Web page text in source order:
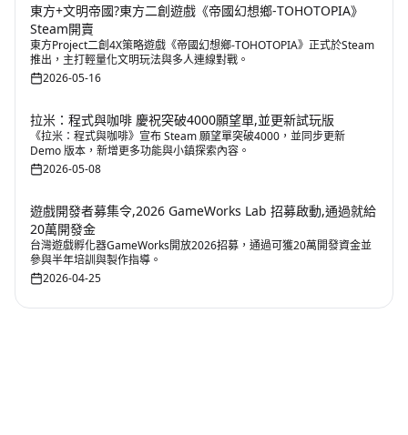
東方+文明帝國?東方二創遊戲《帝國幻想鄉-TOHOTOPIA》
Steam開賣
東方Project二創4X策略遊戲《帝國幻想鄉-TOHOTOPIA》正式於Steam
推出，主打輕量化文明玩法與多人連線對戰。
2026-05-16
拉米：程式與咖啡 慶祝突破4000願望單,並更新試玩版
《拉米：程式與咖啡》宣布 Steam 願望單突破4000，並同步更新
Demo 版本，新增更多功能與小鎮探索內容。
2026-05-08
遊戲開發者募集令,2026 GameWorks Lab 招募啟動,通過就給
20萬開發金
台灣遊戲孵化器GameWorks開放2026招募，通過可獲20萬開發資金並
參與半年培訓與製作指導。
2026-04-25